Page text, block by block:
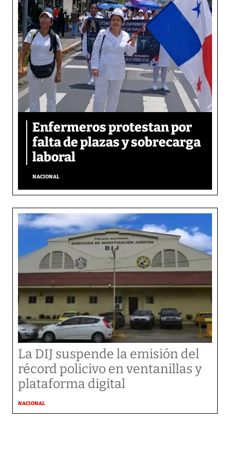
Enfermeros protestan por
falta de plazas y sobrecarga
laboral
NACIONAL
La DIJ suspende la emisión del
récord policivo en ventanillas y
plataforma digital
NACIONAL